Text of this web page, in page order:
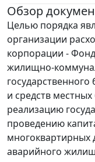
Обзор
Целью порядка
организации
корпорации -
жилищно-
и средств
реализацию
проведению
многоквартирных
аварийного